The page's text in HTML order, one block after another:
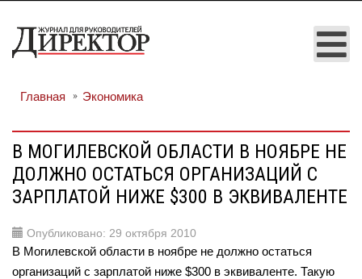
Главная Экономика
В МОГИЛЕВСКОЙ ОБЛАСТИ В НОЯБРЕ НЕ
ДОЛЖНО ОСТАТЬСЯ ОРГАНИЗАЦИЙ С
ЗАРПЛАТОЙ НИЖЕ $300 В ЭКВИВАЛЕНТЕ
Опубликовано: 29 октября 2010
В Могилевской области в ноябре не должно остаться
организаций с зарплатой ниже $300 в эквиваленте. Такую